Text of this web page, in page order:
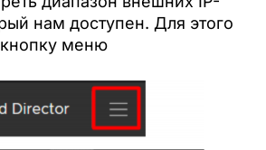
нам доступен. Для этого
меню